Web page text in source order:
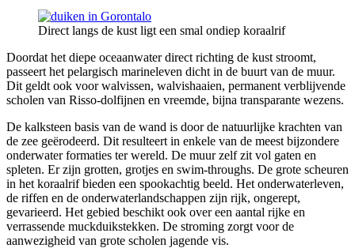
Direct langs de kust ligt een smal ondiep koraalrif
Doordat het diepe oceaanwater direct richting de kust stroomt,
passeert het pelargisch marineleven dicht in de buurt van de muur.
Dit geldt ook voor walvissen, walvishaaien, permanent verblijvende
scholen van Risso-dolfijnen en vreemde, bijna transparante wezens.
De kalksteen basis van de wand is door de natuurlijke krachten van
de zee geërodeerd. Dit resulteert in enkele van de meest bijzondere
onderwater formaties ter wereld. De muur zelf zit vol gaten en
spleten. Er zijn grotten, grotjes en swim-throughs. De grote scheuren
in het koraalrif bieden een spookachtig beeld. Het onderwaterleven,
de riffen en de onderwaterlandschappen zijn rijk, ongerept,
gevarieerd. Het gebied beschikt ook over een aantal rijke en
verrassende muckduikstekken. De stroming zorgt voor de
aanwezigheid van grote scholen jagende vis.